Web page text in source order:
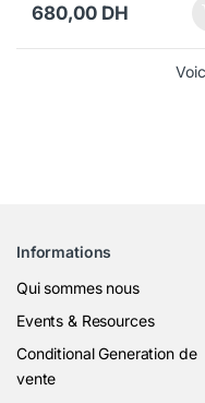
680,00 DH
Informations
Qui sommes nous
Events & Resources
Conditional Generation de
vente